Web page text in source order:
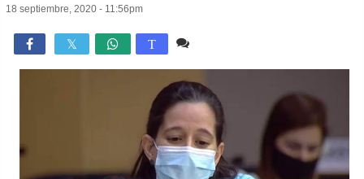
18 septiembre, 2020 - 11:56pm
 T